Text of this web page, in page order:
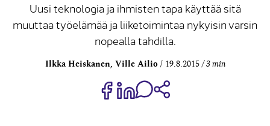
Uusi teknologia ja ihmisten tapa käyttää sitä
muuttaa työelämää ja liiketoimintaa nykyisin varsin
nopealla tahdilla.
Ilkka Heiskanen, Ville Ailio 19.8.2015 3 min
Jaa Share on Facebook
Jaa Share on LinkedIn
Jaa WhatsApp-viestinä